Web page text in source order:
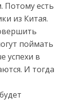
Потому есть
из Китая.
поймать
успехи в
И тогда